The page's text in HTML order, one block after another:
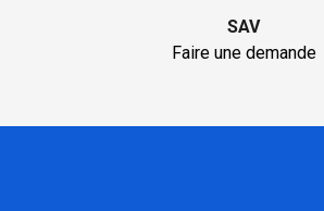
SAV
Faire une demande